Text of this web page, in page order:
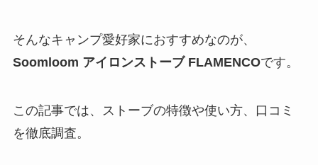
そんなキャンプ愛好家におすすめなのが、
Soomloom アイロンストーブ FLAMENCOです。
この記事では、ストーブの特徴や使い方、口コミ
を徹底調査。